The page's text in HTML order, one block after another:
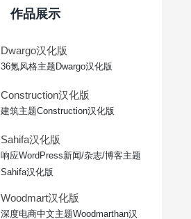
作品展示
Dwargo汉化版
36氪风格主题Dwargo汉化版
Construction汉化版
建筑主题Construction汉化版
Sahifa汉化版
响应WordPress新闻/杂志/博客主题
Sahifa汉化版
Woodmart汉化版
深度电商中文主题Woodmarthan汉